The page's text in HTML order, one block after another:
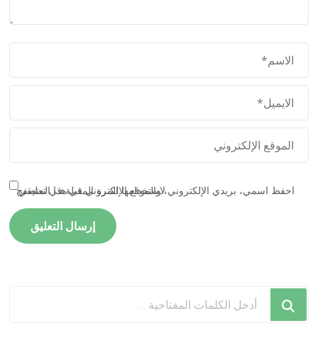
احفظ اسمي، بريدي الإلكتروني، والموقع الإلكتروني في هذا المتصفح لاستخدامها المرة المقبلة في تعليقي.
تبحث